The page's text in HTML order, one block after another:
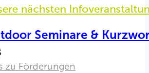
nächsten
Seminare &
zu Förderungen